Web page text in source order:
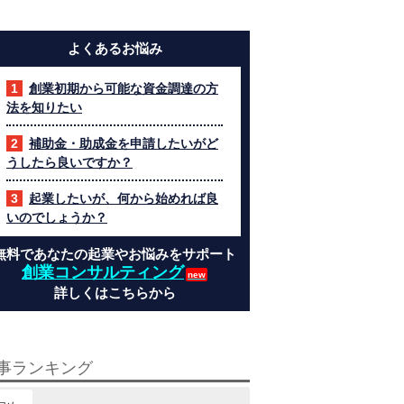
よくあるお悩み
創業初期から可能な資金調達の方
法を知りたい
補助金・助成金を申請したいがど
うしたら良いですか？
起業したいが、何から始めれば良
いのでしょうか？
料であなたの起業やお悩みをサポート
創業コンサルティング
詳しくはこちらから
ランキング